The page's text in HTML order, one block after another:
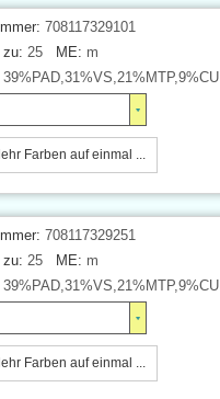
708117329101
25 ME: m
39%PAD,31%VS,21%MTP,9%CU
Farben auf einmal ...
708117329251
25 ME: m
39%PAD,31%VS,21%MTP,9%CU
Farben auf einmal ...